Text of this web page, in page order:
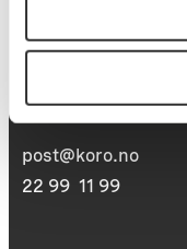
Postboks 6994
0130 Oslo
post@koro.no
22 99 11 99